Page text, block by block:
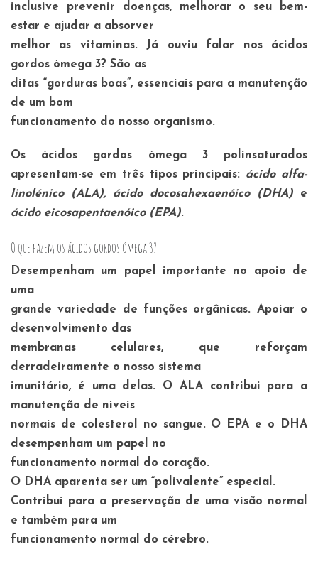
inclusive prevenir doenças, melhorar o seu bem-
estar e ajudar a absorver
melhor as vitaminas. Já ouviu falar nos ácidos
gordos ómega 3? São as
ditas “gorduras boas”, essenciais para a manutenção
de um bom
funcionamento do nosso organismo.
Os ácidos gordos ómega 3 polinsaturados
apresentam-se em três tipos principais: ácido alfa-
linolénico (ALA), ácido docosahexaenóico (DHA) e
ácido eicosapentaenóico (EPA).
O que fazem os ácidos gordos ómega 3?
Desempenham um papel importante no apoio de
uma
grande variedade de funções orgânicas. Apoiar o
desenvolvimento das
membranas celulares, que reforçam
derradeiramente o nosso sistema
imunitário, é uma delas. O ALA contribui para a
manutenção de níveis
normais de colesterol no sangue. O EPA e o DHA
desempenham um papel no
funcionamento normal do coração.
O DHA aparenta ser um “polivalente” especial.
Contribui para a preservação de uma visão normal
e também para um
funcionamento normal do cérebro.